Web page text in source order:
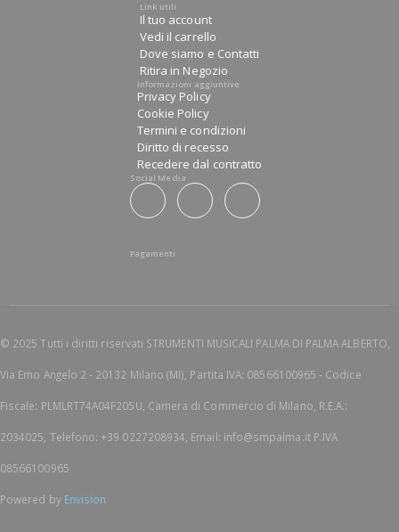
Link utili
Il tuo account
Vedi il carrello
Dove siamo e Contatti
Ritira in Negozio
Informazioni aggiuntive
Privacy Policy
Cookie Policy
Termini e condizioni
Diritto di recesso
Recedere dal contratto
Social Media
Pagamenti
© 2025 Tutti i diritti riservati STRUMENTI MUSICALI PALMA DI PALMA ALBERTO,
Via Emo Angelo 2 - 20132 Milano (MI), Partita IVA: 08566100965 - Codice
Fiscale: PLMLRT74A04F205U, Camera di Commercio di Milano, R.E.A.:
2034025, Telefono: +39 0227208934, Email: info@smpalma.it P.IVA
08566100965
Powered by Envision